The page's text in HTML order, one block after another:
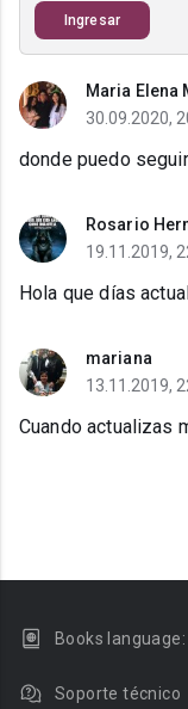
Ingresar
Maria Elena
30.09.2020,
donde puedo
Rosario
19.11.2019,
Hola que días
mariana
13.11.2019,
Cuando actualizas
Books language:
Soporte técnico